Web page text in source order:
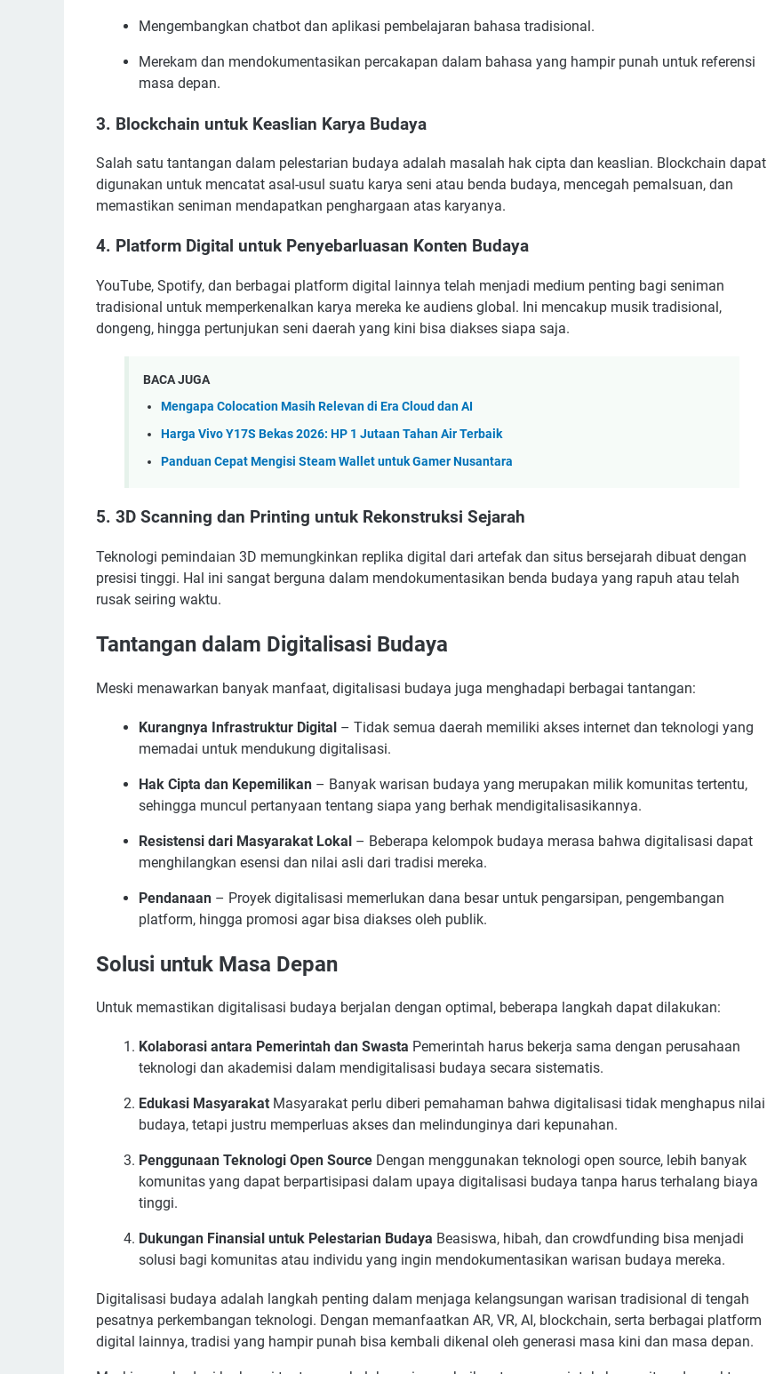
Mengembangkan chatbot dan aplikasi pembelajaran bahasa tradisional.
Merekam dan mendokumentasikan percakapan dalam bahasa yang hampir punah untuk referensi
masa depan.
3. Blockchain untuk Keaslian Karya Budaya
Salah satu tantangan dalam pelestarian budaya adalah masalah hak cipta dan keaslian. Blockchain dapat
digunakan untuk mencatat asal-usul suatu karya seni atau benda budaya, mencegah pemalsuan, dan
memastikan seniman mendapatkan penghargaan atas karyanya.
4. Platform Digital untuk Penyebarluasan Konten Budaya
YouTube, Spotify, dan berbagai platform digital lainnya telah menjadi medium penting bagi seniman
tradisional untuk memperkenalkan karya mereka ke audiens global. Ini mencakup musik tradisional,
dongeng, hingga pertunjukan seni daerah yang kini bisa diakses siapa saja.
BACA JUGA
Mengapa Colocation Masih Relevan di Era Cloud dan AI
Harga Vivo Y17S Bekas 2026: HP 1 Jutaan Tahan Air Terbaik
Panduan Cepat Mengisi Steam Wallet untuk Gamer Nusantara
5. 3D Scanning dan Printing untuk Rekonstruksi Sejarah
Teknologi pemindaian 3D memungkinkan replika digital dari artefak dan situs bersejarah dibuat dengan
presisi tinggi. Hal ini sangat berguna dalam mendokumentasikan benda budaya yang rapuh atau telah
rusak seiring waktu.
Tantangan dalam Digitalisasi Budaya
Meski menawarkan banyak manfaat, digitalisasi budaya juga menghadapi berbagai tantangan:
Kurangnya Infrastruktur Digital – Tidak semua daerah memiliki akses internet dan teknologi yang
memadai untuk mendukung digitalisasi.
Hak Cipta dan Kepemilikan – Banyak warisan budaya yang merupakan milik komunitas tertentu,
sehingga muncul pertanyaan tentang siapa yang berhak mendigitalisasikannya.
Resistensi dari Masyarakat Lokal – Beberapa kelompok budaya merasa bahwa digitalisasi dapat
menghilangkan esensi dan nilai asli dari tradisi mereka.
Pendanaan – Proyek digitalisasi memerlukan dana besar untuk pengarsipan, pengembangan
platform, hingga promosi agar bisa diakses oleh publik.
Solusi untuk Masa Depan
Untuk memastikan digitalisasi budaya berjalan dengan optimal, beberapa langkah dapat dilakukan:
Kolaborasi antara Pemerintah dan Swasta Pemerintah harus bekerja sama dengan perusahaan
teknologi dan akademisi dalam mendigitalisasi budaya secara sistematis.
Edukasi Masyarakat Masyarakat perlu diberi pemahaman bahwa digitalisasi tidak menghapus nilai
budaya, tetapi justru memperluas akses dan melindunginya dari kepunahan.
Penggunaan Teknologi Open Source Dengan menggunakan teknologi open source, lebih banyak
komunitas yang dapat berpartisipasi dalam upaya digitalisasi budaya tanpa harus terhalang biaya
tinggi.
Dukungan Finansial untuk Pelestarian Budaya Beasiswa, hibah, dan crowdfunding bisa menjadi
solusi bagi komunitas atau individu yang ingin mendokumentasikan warisan budaya mereka.
Digitalisasi budaya adalah langkah penting dalam menjaga kelangsungan warisan tradisional di tengah
pesatnya perkembangan teknologi. Dengan memanfaatkan AR, VR, AI, blockchain, serta berbagai platform
digital lainnya, tradisi yang hampir punah bisa kembali dikenal oleh generasi masa kini dan masa depan.